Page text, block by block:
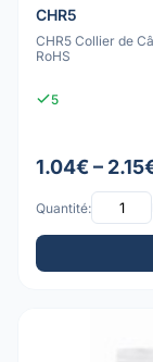
CHR5
CHR5 Collier de
RoHS
5
1.04€ –
Quantité: